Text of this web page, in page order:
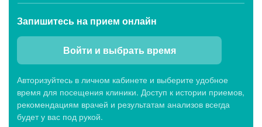
Запишитесь на прием онлайн
Войти и выбрать время
Авторизуйтесь в личном кабинете и выберите удобное
время для посещения клиники. Доступ к истории приемов,
рекомендациям врачей и результатам анализов всегда
будет у вас под рукой.